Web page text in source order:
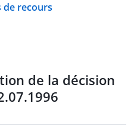
de recours
de la décision